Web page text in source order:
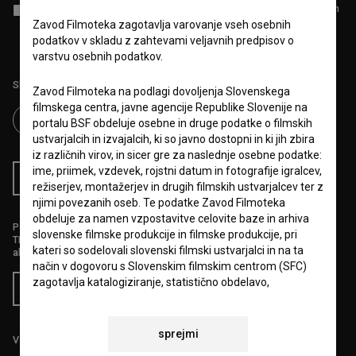
za zbiranje, hrambo in
obdelavo osebnih podatkov.
Sledite nam na:
RSS novice RSS dogodki
Podprite nas z donacijo na
TRR: SI56 6100 0001 5706 684,
ali s kreditno kartico:
Doniraj
Vse cene vsebujejo DDV.
Zavod Filmoteka zagotavlja varovanje vseh osebnih
podatkov v skladu z zahtevami veljavnih predpisov o
varstvu osebnih podatkov.
Zavod Filmoteka na podlagi dovoljenja Slovenskega
filmskega centra, javne agencije Republike Slovenije na
portalu BSF obdeluje osebne in druge podatke o filmskih
ustvarjalcih in izvajalcih, ki so javno dostopni in ki jih zbira
iz različnih virov, in sicer gre za naslednje osebne podatke:
ime, priimek, vzdevek, rojstni datum in fotografije igralcev,
režiserjev, montažerjev in drugih filmskih ustvarjalcev ter z
njimi povezanih oseb. Te podatke Zavod Filmoteka
obdeluje za namen vzpostavitve celovite baze in arhiva
slovenske filmske produkcije in filmske produkcije, pri
kateri so sodelovali slovenski filmski ustvarjalci in na ta
način v dogovoru s Slovenskim filmskim centrom (SFC)
zagotavlja katalogiziranje, statistično obdelavo,
dejavnosti v Republiki Sloveniji.
sprejmi